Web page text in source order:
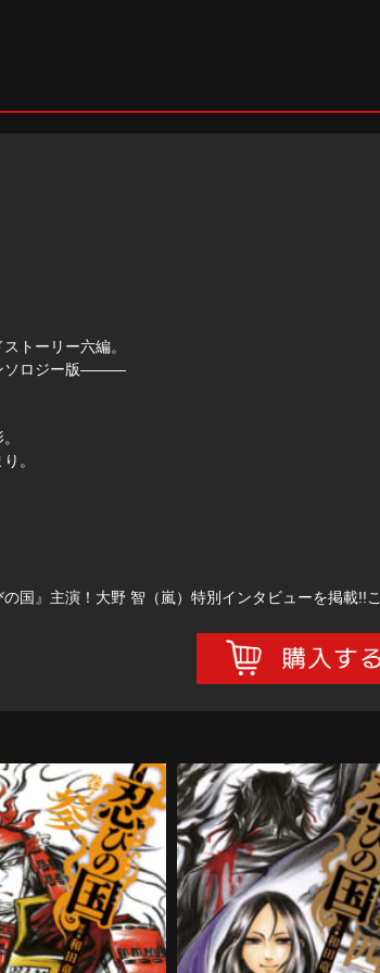
トーリー六編。
ソロジー版―――
。
国』主演！大野 智（嵐）特別インタビューを掲載!!こ
の国 第3巻
購入する
忍びの国 第4巻
購入する